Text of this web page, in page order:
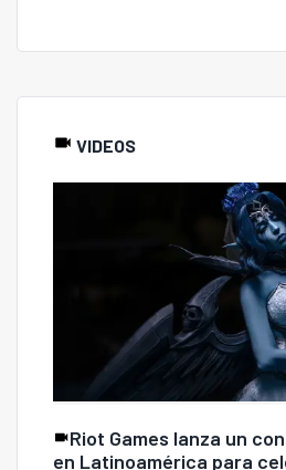
VIDEOS
Riot Games lanza un
en Latinoamérica para